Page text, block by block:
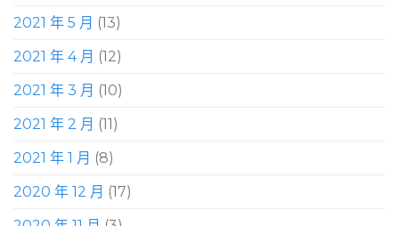
2021 年 5 月 (13)
2021 年 4 月 (12)
2021 年 3 月 (10)
2021 年 2 月 (11)
2021 年 1 月 (8)
2020 年 12 月 (17)